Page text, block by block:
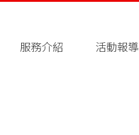
服務介紹 活動報導